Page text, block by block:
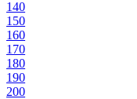
140
150
160
170
180
190
200